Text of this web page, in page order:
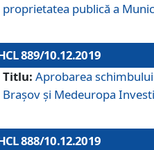
proprietatea publică a
889/10.12.2019
Titlu: Aprobarea
Brașov și Medeuropa
888/10.12.2019